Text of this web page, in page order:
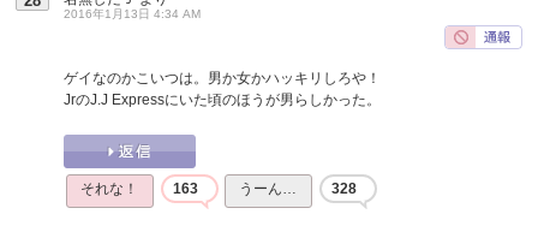
2016年1月13日 4:34 AM
ゲイなのかこいつは。男か女かハッキリしろや！
JrのJ.J Expressにいた頃のほうが男らしかった。
それな！ 163 うーん… 328